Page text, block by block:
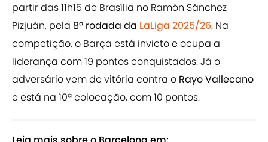
partir das 11h15 de Brasília no Ramón Sánchez
Pizjuán, pela 8ª rodada da LaLiga 2025/26. Na
competição, o Barça está invicto e ocupa a
liderança com 19 pontos conquistados. Já o
adversário vem de vitória contra o Rayo Vallecano
e está na 10ª colocação, com 10 pontos.